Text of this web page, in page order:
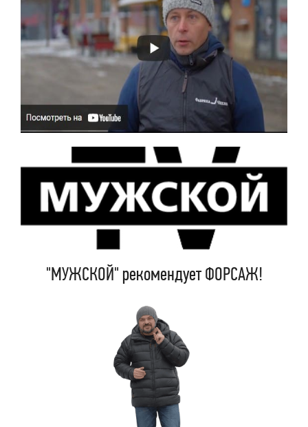
"МУЖСКОЙ" рекомендует ФОРСАЖ!